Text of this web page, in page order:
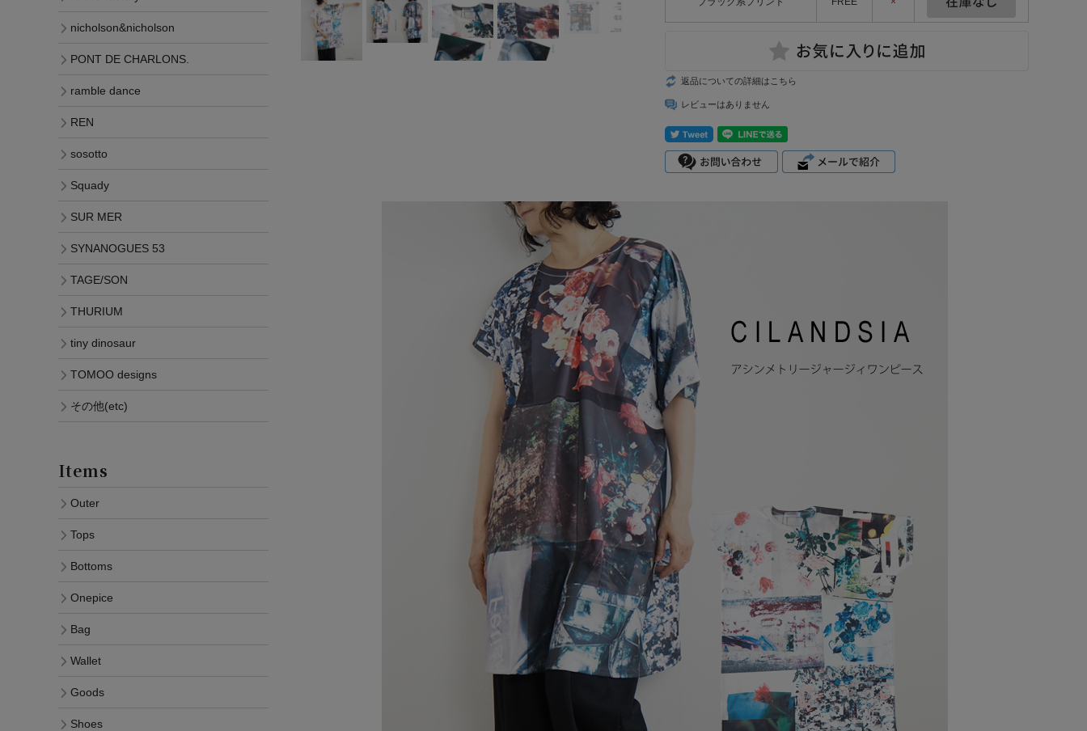
mizuiro ind
mononogu
PONT DE
CHARLONS.
ramble dance
REN
sosotto
Squady
SUR MER
SYNANOGUE
S 53
TAGE/SON
THURIUM
tiny dinosaur
TOMOO
designs
その他(etc)
返品についての詳細はこちら
レビューはありません
nicholson&nicholson
PONT DE CHARLONS.
ramble dance
REN
sosotto
Squady
SUR MER
SYNANOGUES 53
TAGE/SON
THURIUM
tiny dinosaur
TOMOO designs
その他(etc)
Items
Outer
Tops
Bottoms
Onepice
Bag
Wallet
Goods
Shoes